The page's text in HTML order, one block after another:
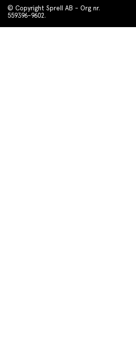
© Copyright Sprell AB - Org nr.
559396-9602.